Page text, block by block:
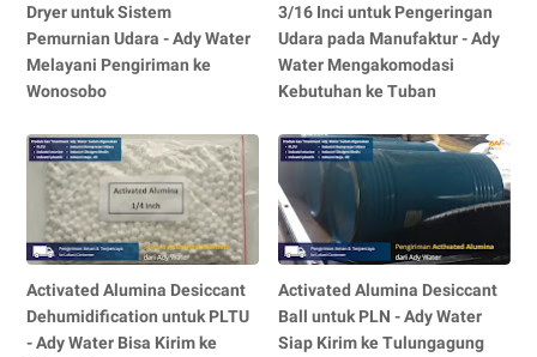
Dryer untuk Sistem
Pemurnian Udara - Ady Water
Melayani Pengiriman ke
Wonosobo
3/16 Inci untuk Pengeringan
Udara pada Manufaktur - Ady
Water Mengakomodasi
Kebutuhan ke Tuban
Activated Alumina Desiccant
Dehumidification untuk PLTU
- Ady Water Bisa Kirim ke
Activated Alumina Desiccant
Ball untuk PLN - Ady Water
Siap Kirim ke Tulungagung